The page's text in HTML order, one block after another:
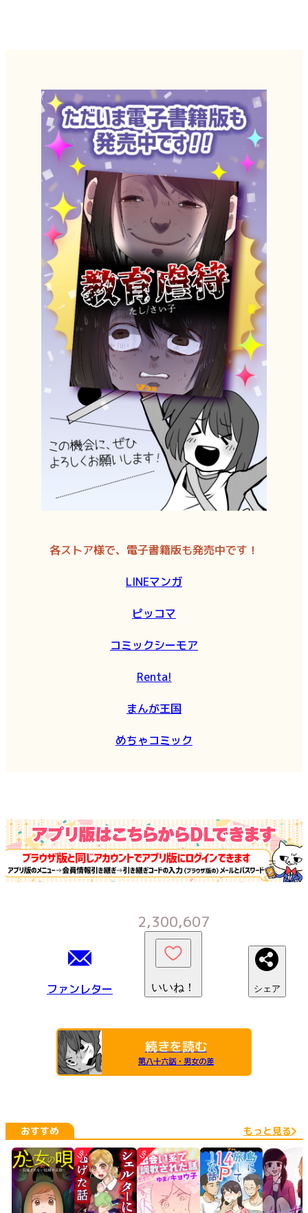
各ストア様で、電子書籍版も発売中です！
LINEマンガ
ピッコマ
コミックシーモア
Renta!
まんが王国
めちゃコミック
ファンレター
2,300,607
いいね！ シェア
続きを読む
第八十六話・男女の差
おすすめ もっと見る
UP UP